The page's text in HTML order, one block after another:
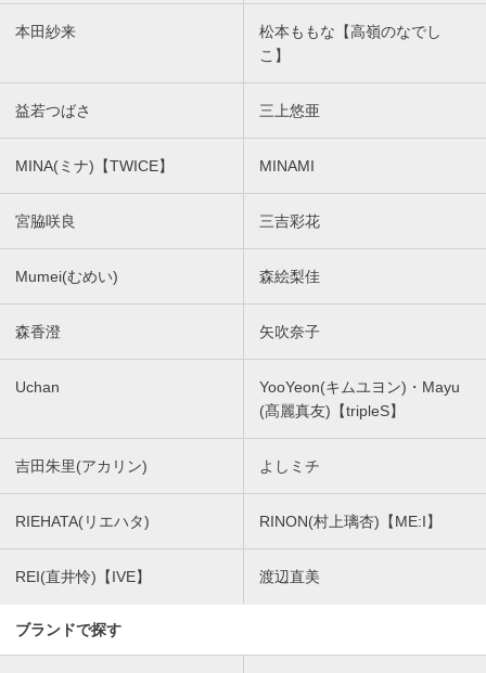
本田紗来
松本ももな【高嶺のなでし
こ】
益若つばさ 三上悠亜
MINA(ミナ)【TWICE】 MINAMI
宮脇咲良 三吉彩花
Mumei(むめい) 森絵梨佳
森香澄 矢吹奈子
Uchan
YooYeon(キムユヨン)・Mayu
(髙麗真友)【tripleS】
吉田朱里(アカリン) よしミチ
RIEHATA(リエハタ) RINON(村上璃杏)【ME:I】
REI(直井怜)【IVE】 渡辺直美
ブランドで探す